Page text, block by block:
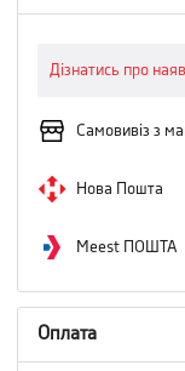
Дізнатись про
Самовивіз з
Нова Пошта
Meest ПОШТА
Оплата